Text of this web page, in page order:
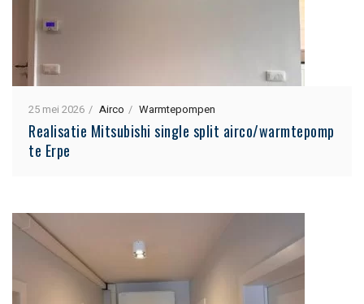
25 mei 2026 Airco Warmtepompen
Realisatie Mitsubishi single split airco/warmtepomp
te Erpe